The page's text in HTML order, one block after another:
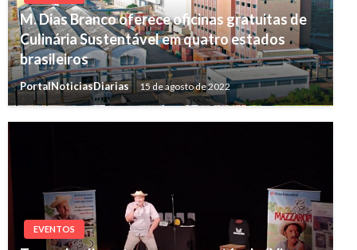
M. Dias Branco oferece oficinas gratuitas de
Culinária Sustentável em quatro estados
brasileiros
PortalNoticiasDiarias 15 de agosto de 2022
EVENTOS